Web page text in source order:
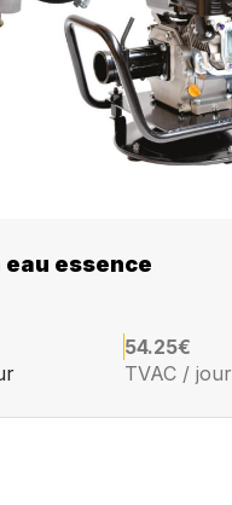
eau essence
54.25€
TVAC / jour